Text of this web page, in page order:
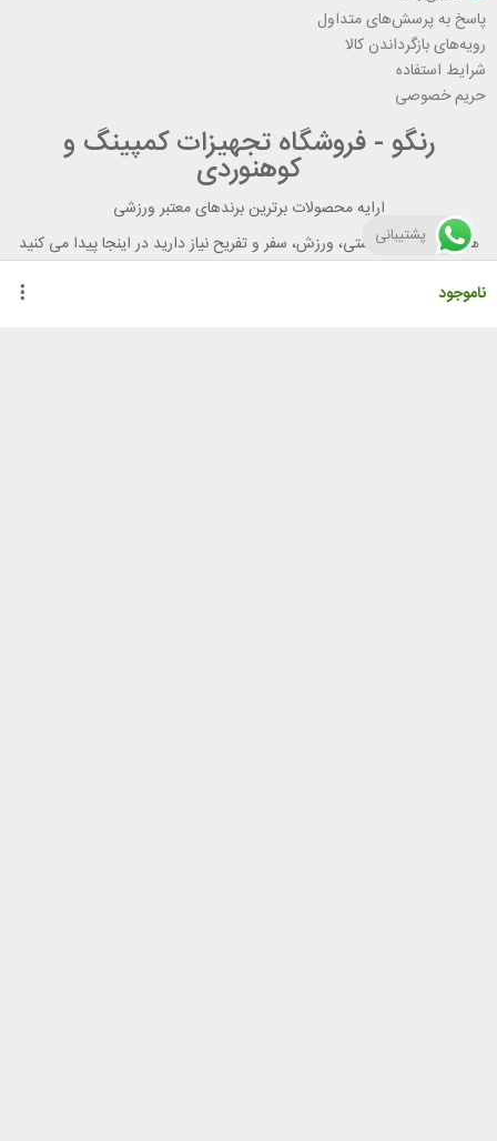
ناموجود
پاسخ به پرسش‌های متداول
رویه‌های بازگرداندن کالا
شرایط استفاده
حریم خصوصی
رنگو - فروشگاه تجهیزات کمپینگ و
کوهنوردی
ارایه محصولات برترین برندهای معتبر ورزشی
هر آنچه برای تندرستی، ورزش، سفر و تفریح نیاز دارید در اینجا پیدا می کنید
پشتیبانی